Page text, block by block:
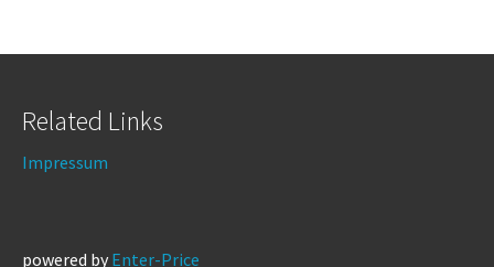
Related Links
Impressum
powered by Enter-Price